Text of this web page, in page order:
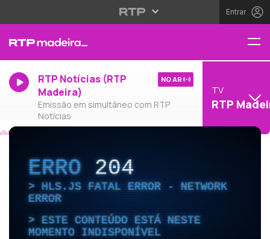
Entrar
RTP Notícias (RTP
Madeira)
Emissão em simultâneo com RTP
Notícias
NO AR
TV
RTP
ERRO204
HLS.JS FATAL ERROR - NETWORK
ERROR
ESTE CONTEÚDO ESTÁ NESTE
MOMENTO INDISPONÍVEL